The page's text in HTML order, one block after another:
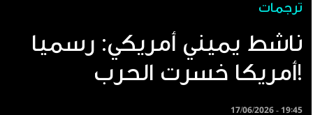
ترجمات
ناشط يميني أمريكي: رسميا
أمريكا خسرت الحرب!
17/06/2026 - 19:45